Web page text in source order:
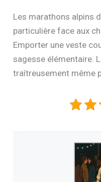
Les marathons alpins
particulière face aux
Emporter une veste
sagesse élémentaire.
traîtreusement même